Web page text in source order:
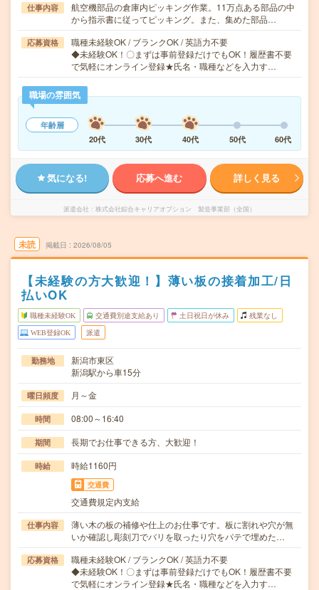
仕事内容
航空機部品の倉庫内ピッキング作業。11万点ある部品の中
から指示書に従ってピッキング。また、集めた部品…
応募資格
職種未経験OK / ブランクOK / 英語力不要
◆未経験OK！〇まずは事前登録だけでもOK！履歴書不要
で気軽にオンライン登録★氏名・職種などを入力す…
職場の雰囲気
年齢層
20代
30代 40代 50代 60代
気になる! 応募へ進む 詳しく見る
派遣会社 株式会社綜合キャリアオプション 製造事業部（全国）
未読 掲載日 2026/08/05
【未経験の方大歓迎！】薄い板の接着加工/日
払いOK
職種未経験OK 交通費別途支給あり 土日祝日が休み 残業なし
WEB登録OK 派遣
勤務地
新潟市東区
新潟駅から車15分
曜日頻度 月～金
時間 08:00～16:40
期間 長期でお仕事できる方、大歓迎！
時給 時給1160円
交通費
交通費規定内支給
仕事内容
薄い木の板の補修や仕上のお仕事です。板に割れや穴が無
いか確認し彫刻刀でバリを取ったり穴をパテで埋めた…
応募資格
職種未経験OK / ブランクOK / 英語力不要
◆未経験OK！〇まずは事前登録だけでもOK！履歴書不要
で気軽にオンライン登録★氏名・職種などを入力す…